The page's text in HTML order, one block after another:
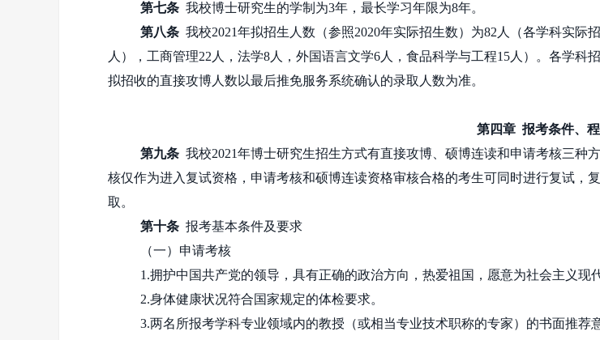
第七条我校博士研究生的学制为3年，最长学习年限为8年。
第八条我校2021年拟招生人数（参照2020年实际招生数）为82 人（各学科实际
人），工商管理22 人，法学8人，外国语言文学6人，食品科学与工程15人）。各学科
拟招收的直接攻博人数以最后推免服务系统确认的录取人数为准。
第四章 报考条件、
第九条我校2021年博士研究生招生方式有直接攻博、硕博连读和申请考核三种
核仅作为进入复试资格，申请考核和硕博连读资格审核合格的考生可同时进行复试，
取。
第十条报考基本条件及要求
（一）申请考核
1.拥护中国共产党的领导，具有正确的政治方向，热爱祖国，愿意为社会主义现
2.身体健康状况符合国家规定的体检要求。
3.两名所报考学科专业领域内的教授（或相当专业技术职称的专家）的书面推荐意